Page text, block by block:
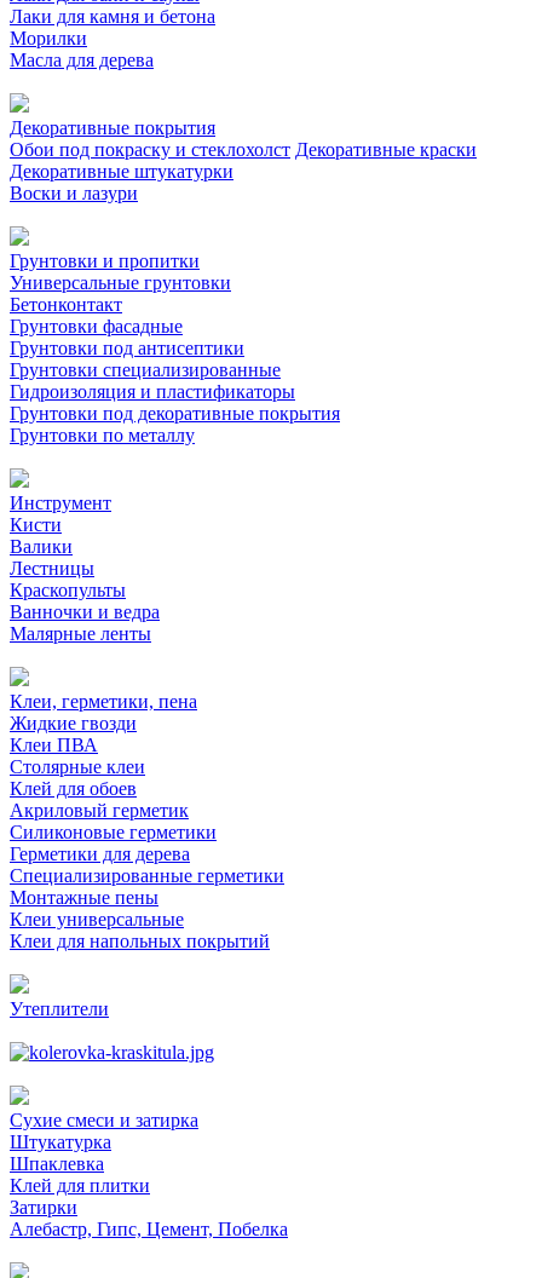
Лаки для камня и бетона
Морилки
Масла для дерева
Декоративные покрытия
Обои под покраску и стеклохолст Декоративные краски
Декоративные штукатурки
Воски и лазури
Грунтовки и пропитки
Универсальные грунтовки
Бетонконтакт
Грунтовки фасадные
Грунтовки под антисептики
Грунтовки специализированные
Гидроизоляция и пластификаторы
Грунтовки под декоративные покрытия
Грунтовки по металлу
Инструмент
Кисти
Валики
Лестницы
Краскопульты
Ванночки и ведра
Малярные ленты
Клеи, герметики, пена
Жидкие гвозди
Клеи ПВА
Столярные клеи
Клей для обоев
Акриловый герметик
Силиконовые герметики
Герметики для дерева
Специализированные герметики
Монтажные пены
Клеи универсальные
Клеи для напольных покрытий
Утеплители
Сухие смеси и затирка
Штукатурка
Шпаклевка
Клей для плитки
Затирки
Алебастр, Гипс, Цемент, Побелка